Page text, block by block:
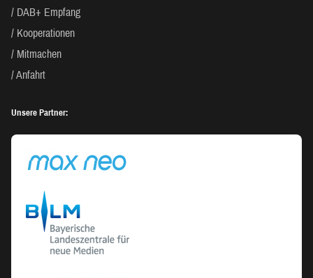
DAB+ Empfang
Kooperationen
Mitmachen
Anfahrt
Unsere Partner: